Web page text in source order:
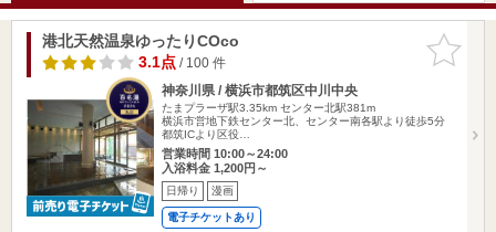
お気に入
りに追加
港北天然温泉ゆったりCOco
3.1点/ 100 件
神奈川県 / 横浜市都筑区中川中央
たまプラーザ駅3.35km センター北駅381m
横浜市営地下鉄センター北、センター南各駅より徒歩5分
都筑ICより区役…
営業時間 10:00～24:00
入浴料金 1,200円～
日帰り 漫画
電子チケットあり